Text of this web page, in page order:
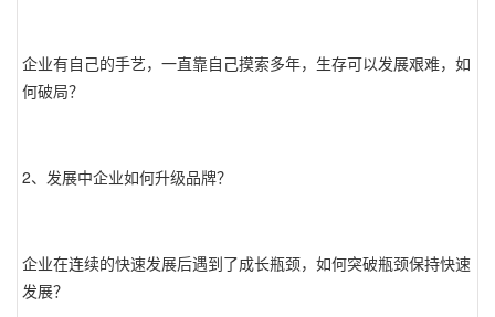
企业有自己的手艺，一直靠自己摸索多年，生存可以发展艰难，如
何破局？
2、发展中企业如何升级品牌？
企业在连续的快速发展后遇到了成长瓶颈，如何突破瓶颈保持快速
发展？